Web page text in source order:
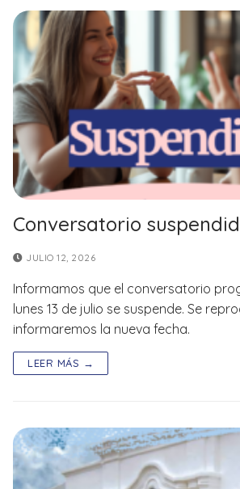
Conversatorio
JULIO 12, 2026
Informamos que el conversatorio
lunes 13 de julio se suspende. Se
informaremos la nueva fecha.
LEER MÁS →